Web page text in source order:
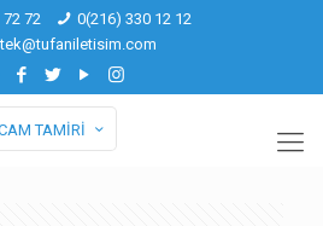
72 72
0(216) 330 12 12
TAMİRİ